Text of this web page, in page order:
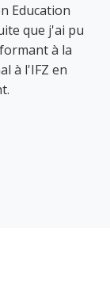
Education
que j'ai pu
à la
à l'IFZ en